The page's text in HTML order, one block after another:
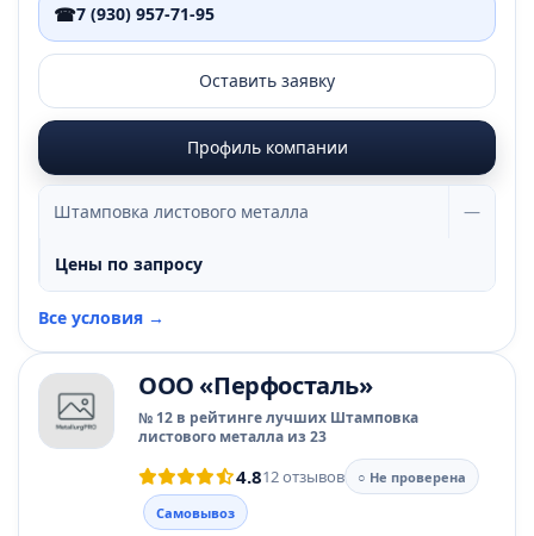
☎7 (930) 957-71-95
Оставить заявку
Профиль компании
Штамповка листового металла —
Цены по запросу
Все условия →
ООО «Перфосталь»
№ 12 в рейтинге лучших Штамповка
листового металла из 23
4.812 отзывов
○ Не проверена
Самовывоз